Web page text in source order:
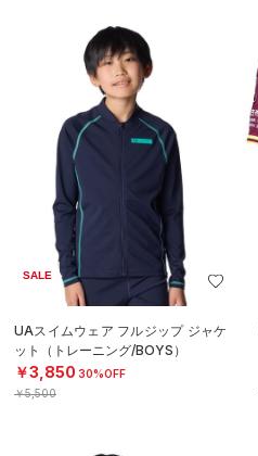
SALE
UAスイムウェア フルジップ ジャケ
ット（トレーニング/BOYS）
￥3,850 30%OFF
￥5,500